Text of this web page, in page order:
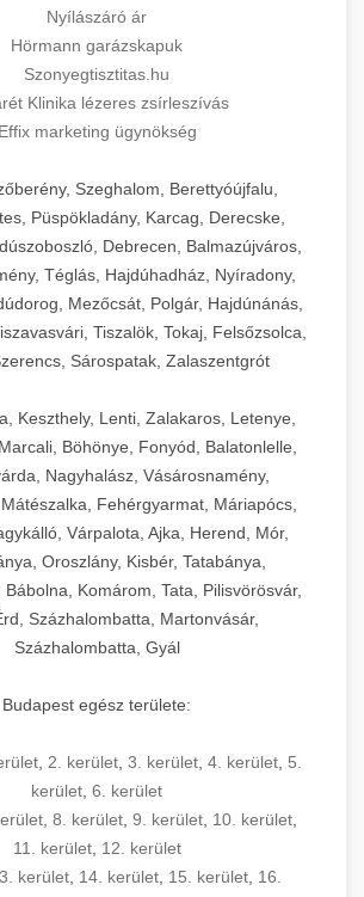
Nyílászáró ár
Hörmann garázskapuk
Szonyegtisztitas.hu
Klinika lézeres zsírleszívás
Effix marketing ügynökség
Szeghalom, Berettyóújfalu,
Püspökladány, Karcag, Derecske,
Debrecen, Balmazújváros,
Téglás, Hajdúhadház, Nyíradony,
Mezőcsát, Polgár, Hajdúnánás,
Tiszalök, Tokaj, Felsőzsolca,
Sárospatak, Zalaszentgrót
Keszthely, Lenti, Zalakaros, Letenye,
Böhönye, Fonyód, Balatonlelle,
Nagyhalász, Vásárosnamény,
Fehérgyarmat, Máriapócs,
Várpalota, Ajka, Herend, Mór,
Oroszlány, Kisbér, Tatabánya,
Komárom, Tata, Pilisvörösvár,
Százhalombatta, Martonvásár,
Százhalombatta, Gyál
Budapest egész területe:
, 2. kerület, 3. kerület, 4. kerület, 5.
kerület, 6. kerület
, 8. kerület, 9. kerület, 10. kerület,
11. kerület, 12. kerület
kerület, 14. kerület, 15. kerület, 16.